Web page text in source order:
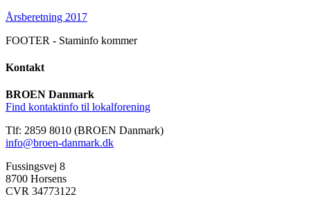
Årsberetning 2017
FOOTER - Staminfo kommer
Kontakt
BROEN Danmark
Find kontaktinfo til lokalforening
Tlf: 2859 8010 (BROEN Danmark)
info@broen-danmark.dk
Fussingsvej 8
8700 Horsens
CVR 34773122